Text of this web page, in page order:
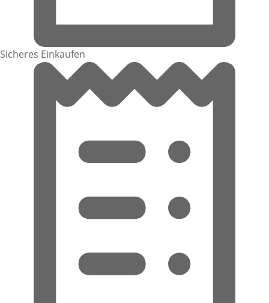
Sicheres Einkaufen